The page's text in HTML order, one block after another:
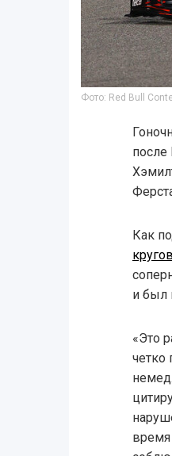
Фото: Red Bull
Как
и был
«Это
четко
время